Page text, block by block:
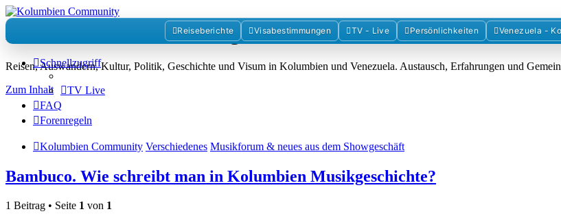
Kolumbienforum - Das grosse Forum der Freunde
Reisen, Auswandern, Kultur, Politik, Geschichte und Visum in Kolumbien und Venezuela. Austausch, Erfahrungen und
Zum Inhalt
Reiseberichte Visabestimmungen TV - Live Persönlichkeiten Venezuela -
Schnellzugriff
TV Live
FAQ
Forenregeln
Kolumbien Community Verschiedenes Musikforum & neues aus dem Showgeschäft
Bambuco. Wie schreibt man in Kolumbien Musikgeschichte?
1 Beitrag • Seite 1 von 1